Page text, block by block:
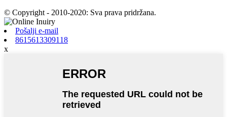
© Copyright - 2010-2020: Sva prava pridržana.
Pošalji e-mail
8615613309118
x